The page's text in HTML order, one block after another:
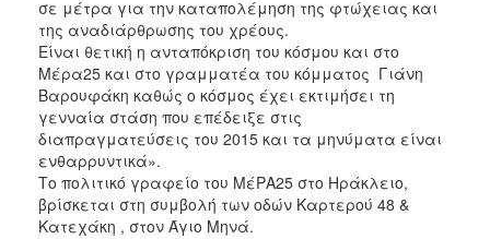
σε μέτρα για την καταπολέμηση της φτώχειας και
της αναδιάρθρωσης του χρέους.
Είναι θετική η ανταπόκριση του κόσμου και στο
Μέρα25 και στο γραμματέα του κόμματος Γιάνη
Βαρουφάκη καθώς ο κόσμος έχει εκτιμήσει τη
γενναία στάση που επέδειξε στις
διαπραγματεύσεις του 2015 και τα μηνύματα είναι
ενθαρρυντικά».
Το πολιτικό γραφείο του ΜέΡΑ25 στο Ηράκλειο,
βρίσκεται στη συμβολή των οδών Καρτερού 48 &
Κατεχάκη , στον Άγιο Μηνά.